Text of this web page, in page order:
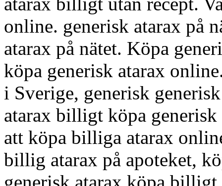
online. generisk atarax på
atarax på nätet. Köpa
köpa generisk atarax
i Sverige, generisk
atarax billigt köpa
att köpa billiga atarax
billig atarax på apoteket,